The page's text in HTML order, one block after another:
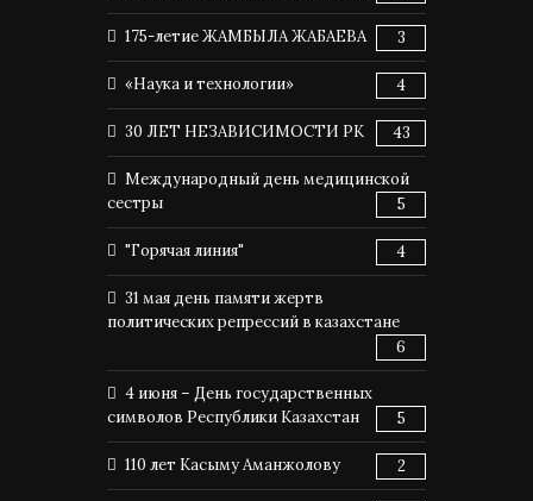
175-летие ЖАМБЫЛА ЖАБАЕВА 3
«Наука и технологии» 4
30 ЛЕТ НЕЗАВИСИМОСТИ РК 43
Международный день медицинской
сестры
5
"Горячая линия" 4
31 мая день памяти жертв
политических репрессий в казахстане
6
4 июня – День государственных
символов Республики Казахстан
5
110 лет Касыму Аманжолову 2